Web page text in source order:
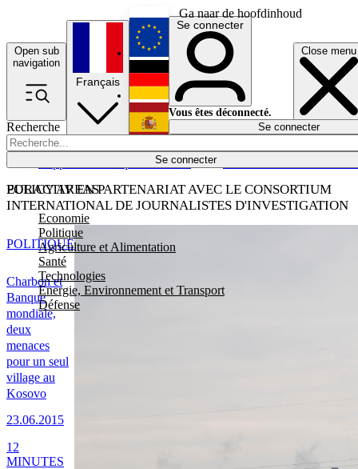
Ga naar de hoofdinhoud
Open sub
navigation
Close menu
Recherche
Se connecter
POLICY AREAS
Economie
Politique
Agriculture et Alimentation
Santé
Technologies
Energie, Environnement et Transport
Défense
Économie
Français
English
Deutsch
Español
Se connecter
Vous êtes déconnecté.
Se connecter
EURACTIV EN PARTENARIAT AVEC LE CONSORTIUM
INTERNATIONAL DE JOURNALISTES D'INVESTIGATION
Charbon et
Banque
mondiale,
deux
menaces
pour un seul
village au
Kosovo
23.06.2015
POLITIQUE
12
MINUTES